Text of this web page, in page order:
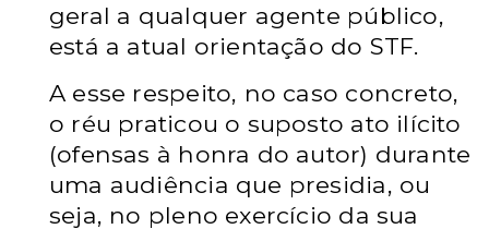
geral a qualquer agente público,
está a atual orientação do STF.
A esse respeito, no caso concreto,
o réu praticou o suposto ato ilícito
(ofensas à honra do autor) durante
uma audiência que presidia, ou
seja, no pleno exercício da sua